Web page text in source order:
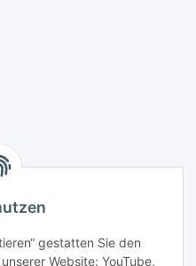
gestatten Sie den
Website: YouTube,